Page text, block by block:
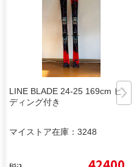
LINE BLADE 24-25 169cm ビン
ディング付き
マイストア在庫： 3248